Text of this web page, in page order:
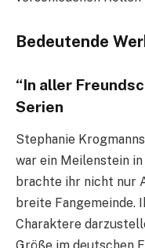
Bedeutende
“In aller
Serien
Stephanie
war ein Meilenstein
brachte ihr nicht nur
breite Fangemeinde.
Charaktere